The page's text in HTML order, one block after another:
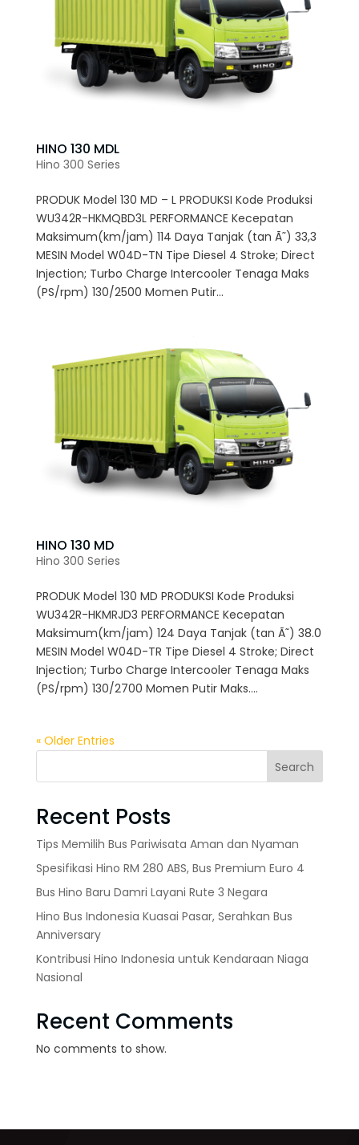
HINO 130 MDL
Hino 300 Series
PRODUK Model 130 MD – L PRODUKSI Kode Produksi
WU342R-HKMQBD3L PERFORMANCE Kecepatan
Maksimum(km/jam) 114 Daya Tanjak (tan Ã˜) 33,3
MESIN Model W04D-TN Tipe Diesel 4 Stroke; Direct
Injection; Turbo Charge Intercooler Tenaga Maks
(PS/rpm) 130/2500 Momen Putir...
HINO 130 MD
Hino 300 Series
PRODUK Model 130 MD PRODUKSI Kode Produksi
WU342R-HKMRJD3 PERFORMANCE Kecepatan
Maksimum(km/jam) 124 Daya Tanjak (tan Ã˜) 38.0
MESIN Model W04D-TR Tipe Diesel 4 Stroke; Direct
Injection; Turbo Charge Intercooler Tenaga Maks
(PS/rpm) 130/2700 Momen Putir Maks....
« Older Entries
Search
Recent Posts
Tips Memilih Bus Pariwisata Aman dan Nyaman
Spesifikasi Hino RM 280 ABS, Bus Premium Euro 4
Bus Hino Baru Damri Layani Rute 3 Negara
Hino Bus Indonesia Kuasai Pasar, Serahkan Bus
Anniversary
Kontribusi Hino Indonesia untuk Kendaraan Niaga
Nasional
Recent Comments
No comments to show.